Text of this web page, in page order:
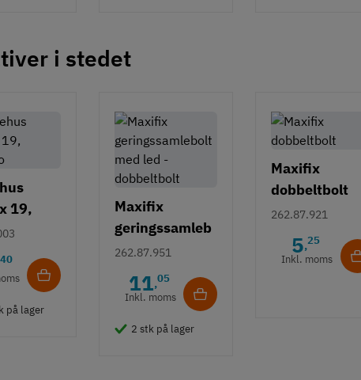
i stedet
19,
40
på lager
Maxifix
geringssamleb
olt med led -
dobbeltbolt
262.87.951
11,05
Inkl. moms
2 stk på lager
Maxifix
dobbeltbolt
262.87.921
5,25
Inkl. moms